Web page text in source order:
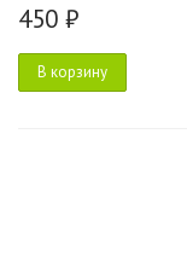
450 ₽
В корзину